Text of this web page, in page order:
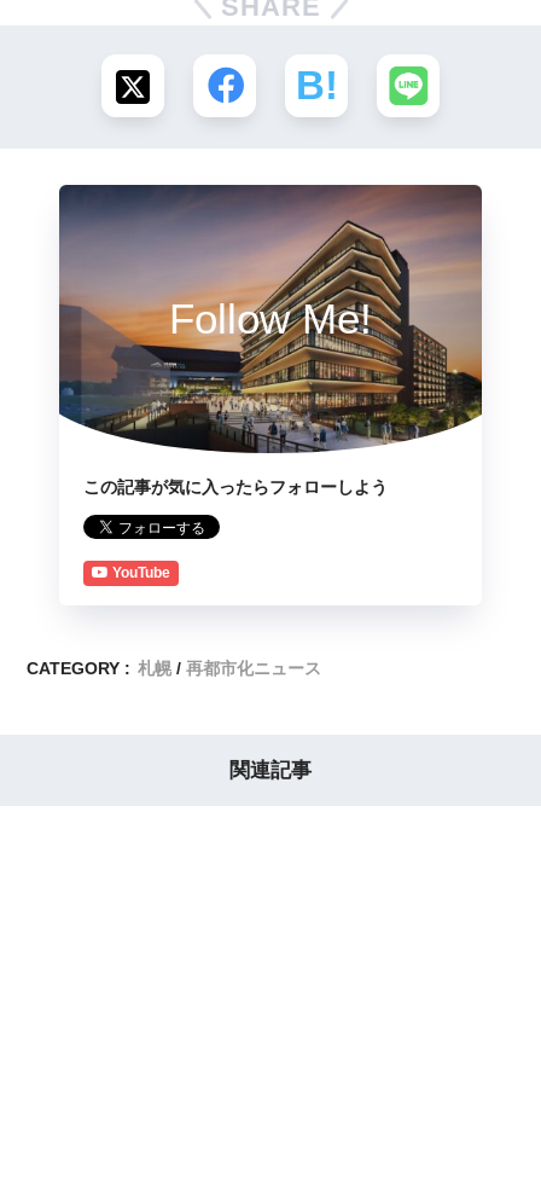
SHARE
Follow Me!
この記事が気に入ったらフォローしよう
YouTube
CATEGORY : 札幌 再都市化ニュース
関連記事